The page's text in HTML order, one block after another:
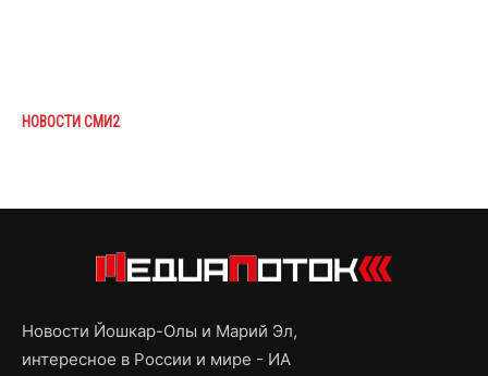
НОВОСТИ СМИ2
Новости Йошкар-Олы и Марий Эл,
интересное в России и мире - ИА